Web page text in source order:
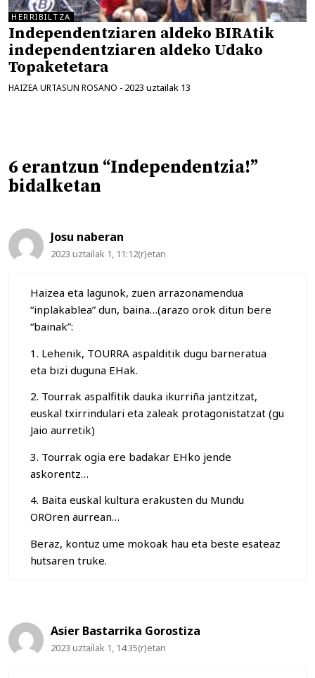
HERRIBILTZA
Independentziaren aldeko BIRAtik
independentziaren aldeko Udako
Topaketetara
HAIZEA URTASUN ROSANO - 2023 uztailak 13
6 erantzun “Independentzia!”
bidalketan
Josu naberan
2023 uztailak 1, 11:12(r)etan
Haizea eta lagunok, zuen arrazonamendua
“inplakablea” dun, baina…(arazo orok ditun bere
“bainak”:
1. Lehenik, TOURRA aspalditik dugu barneratua
eta bizi duguna EHak.
2. Tourrak aspalfitik dauka ikurriña jantzitzat,
euskal txirrindulari eta zaleak protagonistatzat (gu
Jaio aurretik)
3. Tourrak ogia ere badakar EHko jende
askorentz…
4. Baita euskal kultura erakusten du Mundu
OROren aurrean…
Beraz, kontuz ume mokoak hau eta beste esateaz
hutsaren truke.
Asier Bastarrika Gorostiza
2023 uztailak 1, 14:35(r)etan